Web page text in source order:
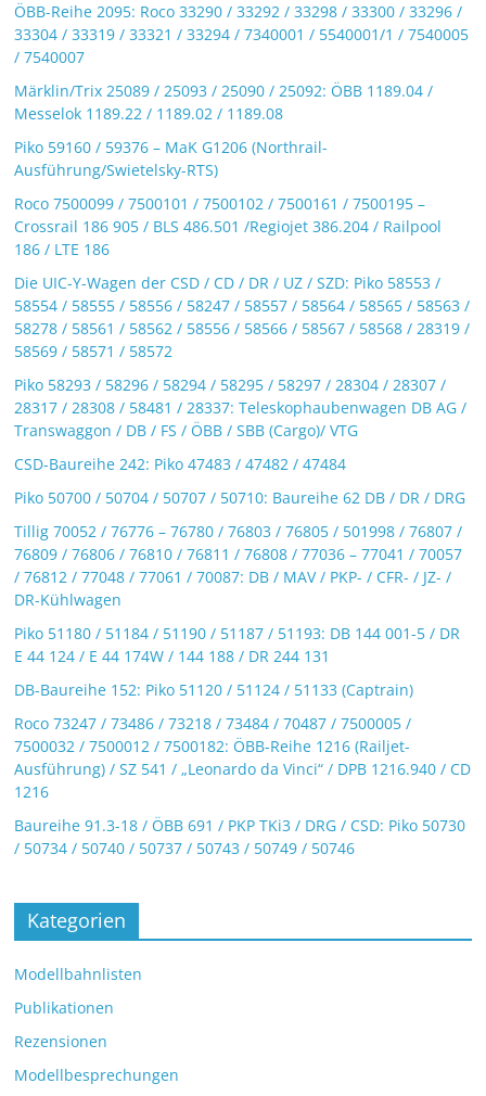
ÖBB-Reihe 2095: Roco 33290 / 33292 / 33298 / 33300 / 33296 /
33304 / 33319 / 33321 / 33294 / 7340001 / 5540001/1 / 7540005
/ 7540007
Märklin/Trix 25089 / 25093 / 25090 / 25092: ÖBB 1189.04 /
Messelok 1189.22 / 1189.02 / 1189.08
Piko 59160 / 59376 – MaK G1206 (Northrail-
Ausführung/Swietelsky-RTS)
Roco 7500099 / 7500101 / 7500102 / 7500161 / 7500195 –
Crossrail 186 905 / BLS 486.501 /Regiojet 386.204 / Railpool
186 / LTE 186
Die UIC-Y-Wagen der CSD / CD / DR / UZ / SZD: Piko 58553 /
58554 / 58555 / 58556 / 58247 / 58557 / 58564 / 58565 / 58563 /
58278 / 58561 / 58562 / 58556 / 58566 / 58567 / 58568 / 28319 /
58569 / 58571 / 58572
Piko 58293 / 58296 / 58294 / 58295 / 58297 / 28304 / 28307 /
28317 / 28308 / 58481 / 28337: Teleskophaubenwagen DB AG /
Transwaggon / DB / FS / ÖBB / SBB (Cargo)/ VTG
CSD-Baureihe 242: Piko 47483 / 47482 / 47484
Piko 50700 / 50704 / 50707 / 50710: Baureihe 62 DB / DR / DRG
Tillig 70052 / 76776 – 76780 / 76803 / 76805 / 501998 / 76807 /
76809 / 76806 / 76810 / 76811 / 76808 / 77036 – 77041 / 70057
/ 76812 / 77048 / 77061 / 70087: DB / MAV / PKP- / CFR- / JZ- /
DR-Kühlwagen
Piko 51180 / 51184 / 51190 / 51187 / 51193: DB 144 001-5 / DR
E 44 124 / E 44 174W / 144 188 / DR 244 131
DB-Baureihe 152: Piko 51120 / 51124 / 51133 (Captrain)
Roco 73247 / 73486 / 73218 / 73484 / 70487 / 7500005 /
7500032 / 7500012 / 7500182: ÖBB-Reihe 1216 (Railjet-
Ausführung) / SZ 541 / „Leonardo da Vinci“ / DPB 1216.940 / CD
1216
Baureihe 91.3-18 / ÖBB 691 / PKP TKi3 / DRG / CSD: Piko 50730
/ 50734 / 50740 / 50737 / 50743 / 50749 / 50746
Kategorien
Modellbahnlisten
Publikationen
Rezensionen
Modellbesprechungen